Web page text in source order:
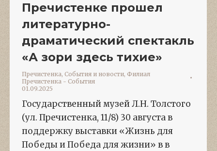
Пречистенке прошел
литературно-
драматический спектакль
«А зори здесь тихие»
Пречистенка, События и новости, Филиал
Пречистенка - События
01.09.2025
Государственный музей Л.Н. Толстого
(ул. Пречистенка, 11/8) 30 августа в
поддержку выставки «Жизнь для
Победы и Победа для жизни» в в